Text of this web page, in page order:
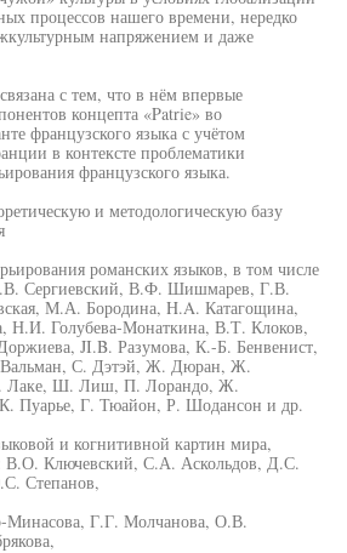
процессов нашего времени, нередко
напряжением и даже
с тем, что в нём впервые
концепта «Patrie» во
французского языка с учётом
в контексте проблематики
французского языка.
и методологическую базу
романских языков, в том числе
Сергиевский, В.Ф. Шишмарев, Г.В.
М.А. Бородина, H.A. Катагощина,
Голубева-Монаткина, В.Т. Клоков,
JI.B. Разумова, К.-Б. Бенвенист,
С. Дэтэй, Ж. Дюран, Ж.
Лаке, Ш. Лиш, П. Лорандо, Ж.
Пуарье, Г. Тюайон, Р. Шодансон и др.
и когнитивной картин мира,
В.О. Ключевский, С.А. Аскольдов, Д.С.
Степанов,
Минасова, Г.Г. Молчанова, О.В.